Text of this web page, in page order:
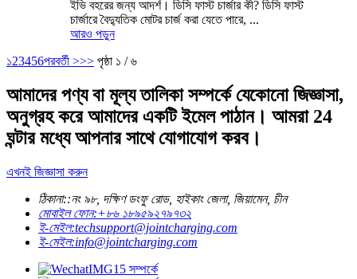
ইভি বহরের জন্য আদর্শ। ডিসি ফাস্ট চার্জার কী? ডিসি ফাস্ট
চার্জারে বৈদ্যুতিক মোটর চার্জ করা যেতে পারে, ...
আরও পড়ুন
১23456পরবর্তী >>> পৃষ্ঠা ১ / ৬
আমাদের পণ্য বা মূল্য তালিকা সম্পর্কে যেকোনো জিজ্ঞাসা,
অনুগ্রহ করে আমাদের একটি ইমেল পাঠান। আমরা 24
ঘন্টার মধ্যে আপনার সাথে যোগাযোগ করব।
এখনই জিজ্ঞাসা করুন
ঠিকানা::নং ৯৮, দক্ষিণ ডংফু রোড, হাইকাং জেলা, জিয়ামেন, চীন
মোবাইল ফোন:+৮৬ ১৮৯৫৯২৭৯৭৩২
ই-মেইল:techsupport@jointcharging.com
ই-মেইল:info@jointcharging.com